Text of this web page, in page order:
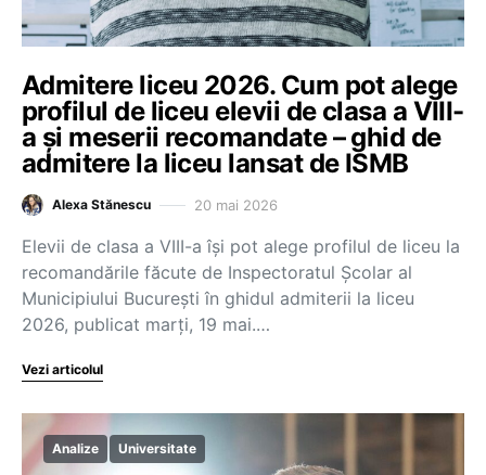
Admitere liceu 2026. Cum pot alege
profilul de liceu elevii de clasa a VIII-
a și meserii recomandate – ghid de
admitere la liceu lansat de ISMB
Alexa Stănescu 20 mai 2026
Elevii de clasa a VIII-a își pot alege profilul de liceu la
recomandările făcute de Inspectoratul Școlar al
Municipiului București în ghidul admiterii la liceu
2026, publicat marți, 19 mai.…
Vezi articolul
Analize Universitate